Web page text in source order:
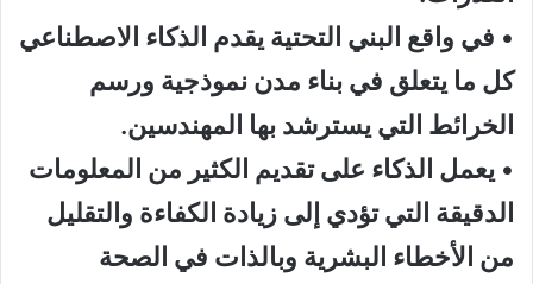
• في واقع البني التحتية يقدم الذكاء الاصطناعي
كل ما يتعلق في بناء مدن نموذجية ورسم
الخرائط التي يسترشد بها المهندسين.
• يعمل الذكاء على تقديم الكثير من المعلومات
الدقيقة التي تؤدي إلى زيادة الكفاءة والتقليل
من الأخطاء البشرية وبالذات في الصحة